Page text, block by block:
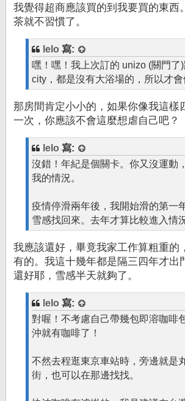
我覺得超商應該買的到我要買的東西
茶就不習慣了。
lelo 寫:
嘿！嘿！我上次訂的 unizo (關門了
city，都是沒有大浴場的，所以才會
那房間肯定小小的，如果你像我這樣
一次，你應該不會這麼想虐自己吧？
lelo 寫:
沒錯！年紀是個關卡。你又沒運動
我的情況。
疫情停滑兩年後，我開始滑的第一
雪感找回來。去年才算比較進入情
我應該還好，畢竟我家工作算粗重的
有的。我這十幾年都是隔三四年才出
還好耶，雪感半天就夠了。
lelo 寫:
對喔！不考慮自己帶幾包即溶咖啡
沖就有咖啡了！
不然去程逛東京車站時，旁邊就是
街，也可以在那邊找找。